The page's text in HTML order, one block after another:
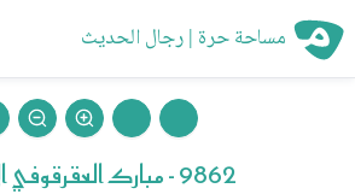
مساحة حرة | رجال الحديث
9862 - مبارك العقرقوفي الأسدي